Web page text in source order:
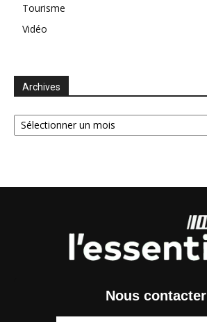
Tourisme
Vidéo
Archives
Archives
Nous contacter